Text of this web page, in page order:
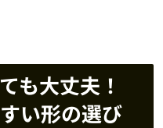
も大丈夫！
い形の選び